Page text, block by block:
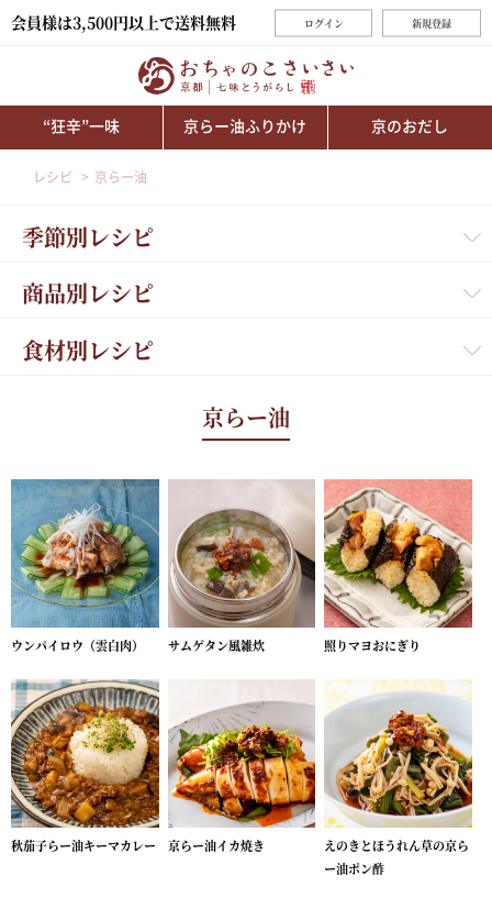
会員様は3,500円以上で送料無料 ログイン 新規登録
“狂辛”一味 京らー油ふりかけ 京のおだし
レシピ 京らー油
季節別レシピ
商品別レシピ
食材別レシピ
京らー油
ウンパイロウ（雲白肉） サムゲタン風雑炊 照りマヨおにぎり
秋茄子らー油キーマカレー 京らー油イカ焼き
えのきとほうれん草の京ら
ー油ポン酢